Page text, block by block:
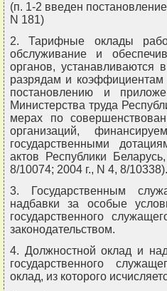
(п. 1-2 введен
N 181)
2. Тарифные оклады
обслуживание и
органов, устанавливаются
разрядам и
постановлению и
Министерства труда
мерах по
организаций,
государственными
актов Республики
8/10074; 2004 г., N 4, 8/10338).
3. Государственным
надбавки за особые
государственного
законодательством.
4. Должностной оклад и
государственного
оклад, из которого